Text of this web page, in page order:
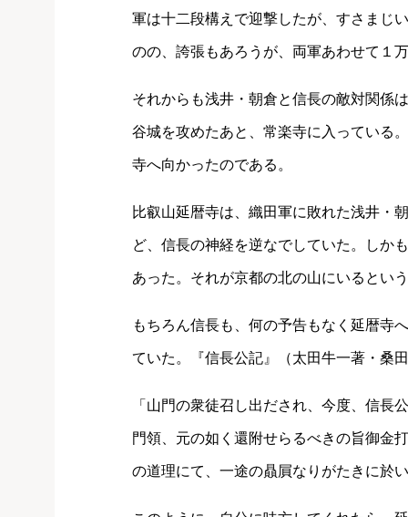
軍は十二段構えで迎撃したが、すさまじ
のの、誇張もあろうが、両軍あわせて１
それからも浅井・朝倉と信長の敵対関係
谷城を攻めたあと、常楽寺に入っている
寺へ向かったのである。
比叡山延暦寺は、織田軍に敗れた浅井・
ど、信長の神経を逆なでしていた。しか
あった。それが京都の北の山にいるとい
もちろん信長も、何の予告もなく延暦寺
ていた。『信長公記』（太田牛一著・桑
「山門の衆徒召し出だされ、今度、信長
門領、元の如く還附せらるべきの旨御金
の道理にて、一途の贔屓なりがたきに於